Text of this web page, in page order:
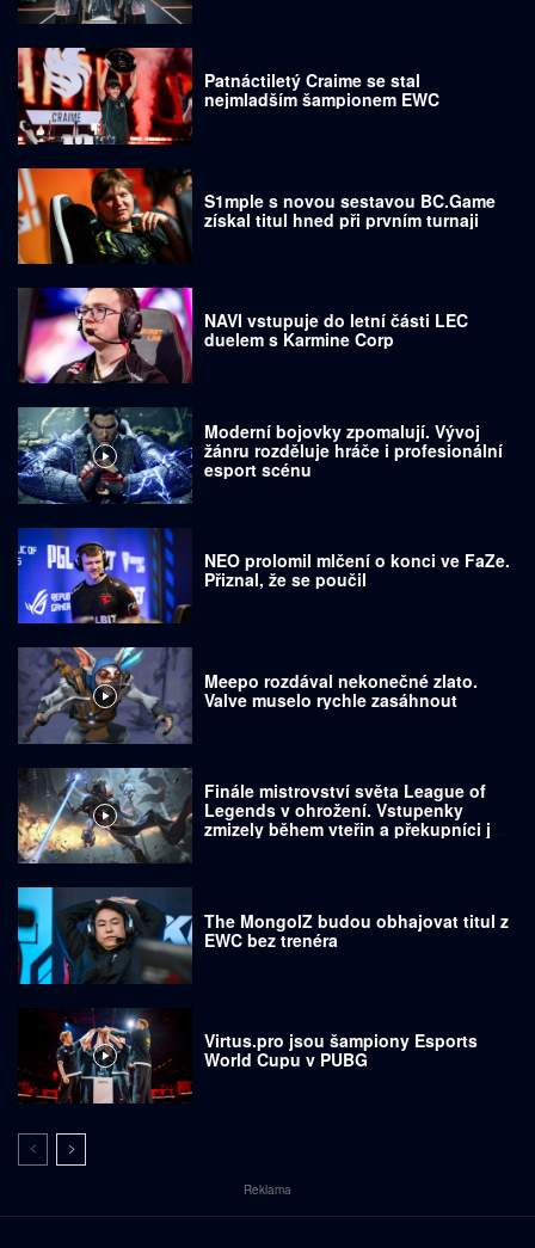
Patnáctiletý Craime se stal
nejmladším šampionem EWC
S1mple s novou sestavou BC.Game
získal titul hned při prvním turnaji
NAVI vstupuje do letní části LEC
duelem s Karmine Corp
Moderní bojovky zpomalují. Vývoj
žánru rozděluje hráče i profesionální
esport scénu
NEO prolomil mlčení o konci ve FaZe.
Přiznal, že se poučil
Meepo rozdával nekonečné zlato.
Valve muselo rychle zasáhnout
Finále mistrovství světa League of
Legends v ohrožení. Vstupenky
zmizely během vteřin a překupníci je
The MongolZ budou obhajovat titul z
EWC bez trenéra
Virtus.pro jsou šampiony Esports
World Cupu v PUBG
Reklama